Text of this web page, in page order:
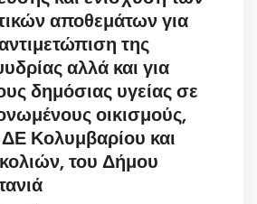
αποθεμάτων για
της
αλλά και για
δημόσιας υγείας σε
οικισμούς,
Κολυμβαρίου και
του Δήμου